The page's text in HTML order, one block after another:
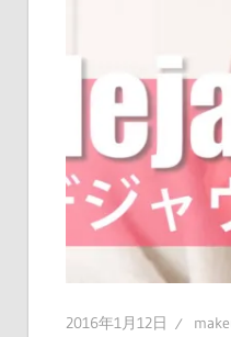
2016年1月12日